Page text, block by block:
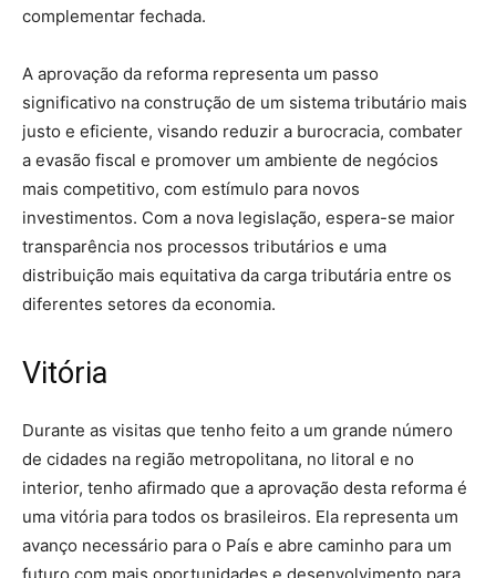
complementar fechada.
A aprovação da reforma representa um passo
significativo na construção de um sistema tributário mais
justo e eficiente, visando reduzir a burocracia, combater
a evasão fiscal e promover um ambiente de negócios
mais competitivo, com estímulo para novos
investimentos. Com a nova legislação, espera-se maior
transparência nos processos tributários e uma
distribuição mais equitativa da carga tributária entre os
diferentes setores da economia.
Vitória
Durante as visitas que tenho feito a um grande número
de cidades na região metropolitana, no litoral e no
interior, tenho afirmado que a aprovação desta reforma é
uma vitória para todos os brasileiros. Ela representa um
avanço necessário para o País e abre caminho para um